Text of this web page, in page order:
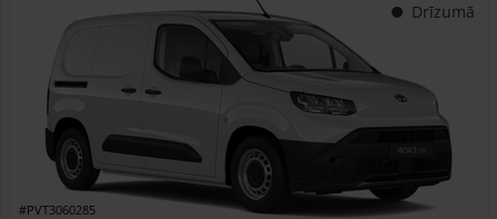
Drīzumā
#PVT3060285